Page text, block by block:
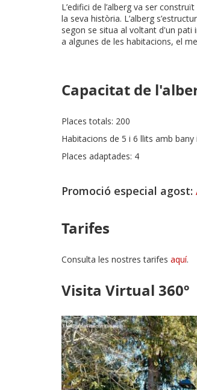
L’edifici de l’alberg va ser
la seva història. L’alberg
segon se situa al voltant d'un pati
a algunes de les habitacions, el
Capacitat de
Places totals: 200
Habitacions de 5 i 6 llits amb
Places adaptades: 4
Promoció especial agost:
Tarifes
Consulta les nostres tarifes aquí.
Visita Virtual 360º